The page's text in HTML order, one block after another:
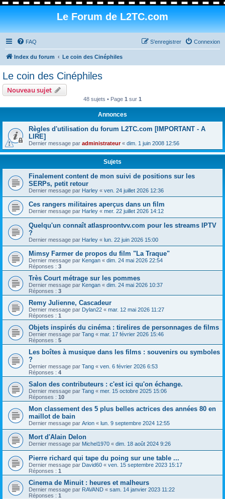
Le Forum de L2TC.com
FAQ Connexion
S’enregistrer
Index du forum Le coin des Cinéphiles
Le coin des Cinéphiles
Nouveau sujet
48 sujets • Page 1 sur 1
Annonces
Règles d'utilisation du forum L2TC.com [IMPORTANT - A
LIRE]
Dernier message par administrateur« dim. 1 juin 2008 12:56
Sujets
Finalement content de mon suivi de positions sur les
SERPs, petit retour
Dernier message par Harley « ven. 24 juillet 2026 12:36
Ces rangers militaires aperçus dans un film
Dernier message par Harley « mer. 22 juillet 2026 14:12
Quelqu'un connaît atlasproontvv.com pour les streams IPTV
?
Dernier message par Harley « lun. 22 juin 2026 15:00
Mimsy Farmer de propos du film "La Traque"
Dernier message par Kengan « dim. 24 mai 2026 22:54
Réponses : 3
Très Court métrage sur les pommes
Dernier message par Kengan « dim. 24 mai 2026 10:37
Réponses : 3
Remy Julienne, Cascadeur
Dernier message par Dylan22 « mar. 12 mai 2026 11:27
Réponses : 1
Objets inspirés du cinéma : tirelires de personnages de films
Dernier message par Tang « mar. 17 février 2026 15:46
Réponses : 5
Les boîtes à musique dans les films : souvenirs ou symboles
?
Dernier message par Tang « ven. 6 février 2026 6:53
Réponses : 4
Salon des contributeurs : c'est ici qu'on échange.
Dernier message par Tang « mer. 15 octobre 2025 15:06
Réponses : 10
Mon classement des 5 plus belles actrices des années 80 en
maillot de bain
Dernier message par Arion « lun. 9 septembre 2024 12:55
Mort d'Alain Delon
Dernier message par Michel1970 « dim. 18 août 2024 9:26
Pierre richard qui tape du poing sur une table ...
Dernier message par David60 « ven. 15 septembre 2023 15:17
Réponses : 1
Cinema de Minuit : heures et malheurs
Dernier message par RAVAND « sam. 14 janvier 2023 11:22
Réponses : 1